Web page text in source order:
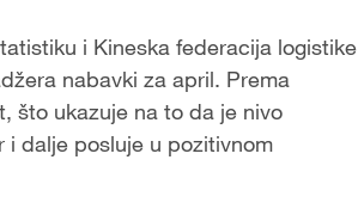
i Kineska federacija logistike
nabavki za april. Prema
što ukazuje na to da je nivo
i dalje posluje u pozitivnom